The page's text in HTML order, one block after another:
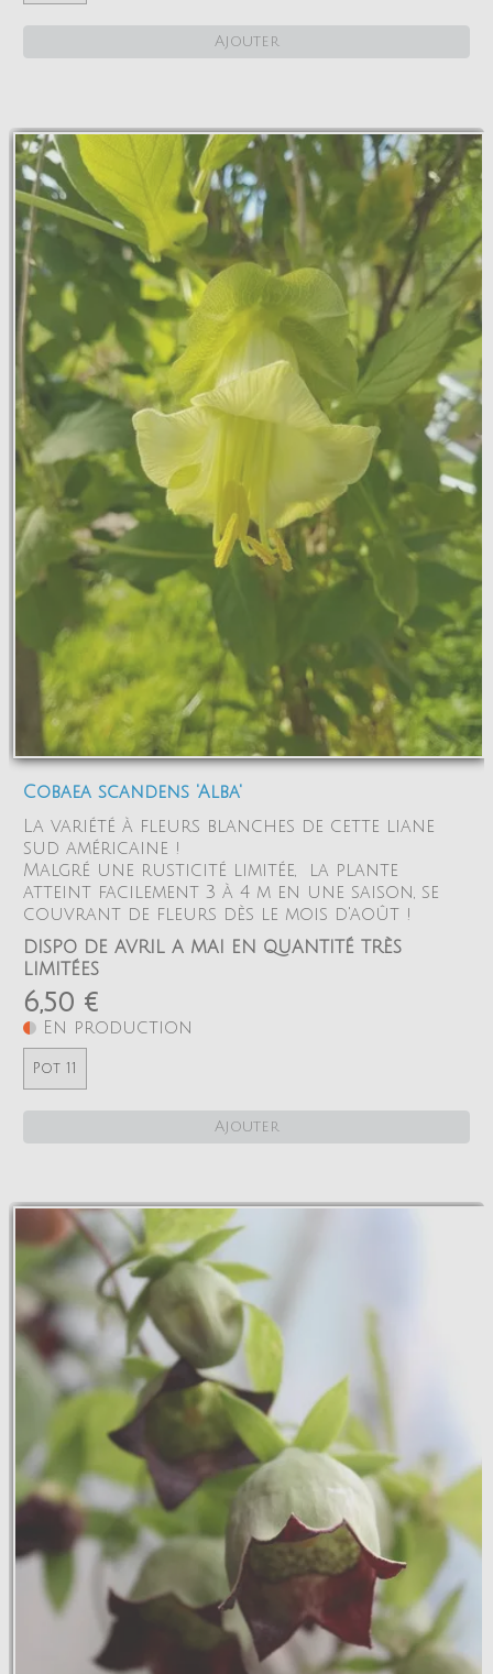
Ajouter
Cobaea scandens 'Alba'
La variété à fleurs blanches de cette liane
sud américaine !
Malgré une rusticité limitée, la plante
atteint facilement 3 à 4 m en une saison, se
couvrant de fleurs dès le mois d'août !
DISPO DE AVRIL A MAI EN QUANTITÉ TRÈS
LIMITÉES
6,50 €
En production
Pot 11
Ajouter